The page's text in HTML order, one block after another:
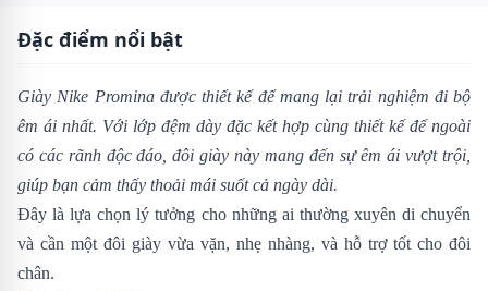
Đặc điểm nổi bật
Giày Nike Promina được thiết kế để mang lại trải nghiệm đi bộ
êm ái nhất. Với lớp đệm dày đặc kết hợp cùng thiết kế đế ngoài
có các rãnh độc đáo, đôi giày này mang đến sự êm ái vượt trội,
giúp bạn cảm thấy thoải mái suốt cả ngày dài.
Đây là lựa chọn lý tưởng cho những ai thường xuyên di chuyển
và cần một đôi giày vừa vặn, nhẹ nhàng, và hỗ trợ tốt cho đôi
chân.